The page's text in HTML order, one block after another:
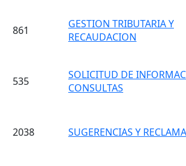
861
GESTION TRIBUTARIA Y
RECAUDACION
535
SOLICITUD DE
CONSULTAS
2038 SUGERENCIAS Y